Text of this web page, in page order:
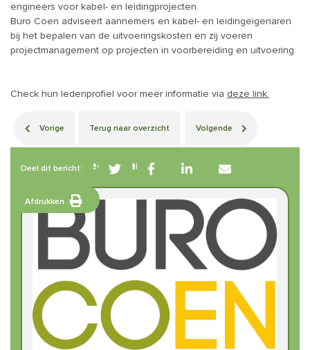
Betrokken leden van BIG
engineers voor kabel- en leidingprojecten.
Buro Coen adviseert aannemers en kabel- en leidingeigenaren
bij het bepalen van de uitvoeringskosten en zij voeren
projectmanagement op projecten in voorbereiding en uitvoering.
Check hun ledenprofiel voor meer informatie via deze link.
Vorige Terug naar overzicht Volgende
Deel dit bericht:
Afdrukken